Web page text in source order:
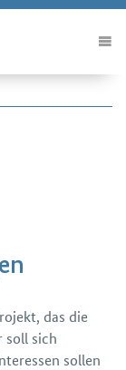
das die
soll sich
sollen